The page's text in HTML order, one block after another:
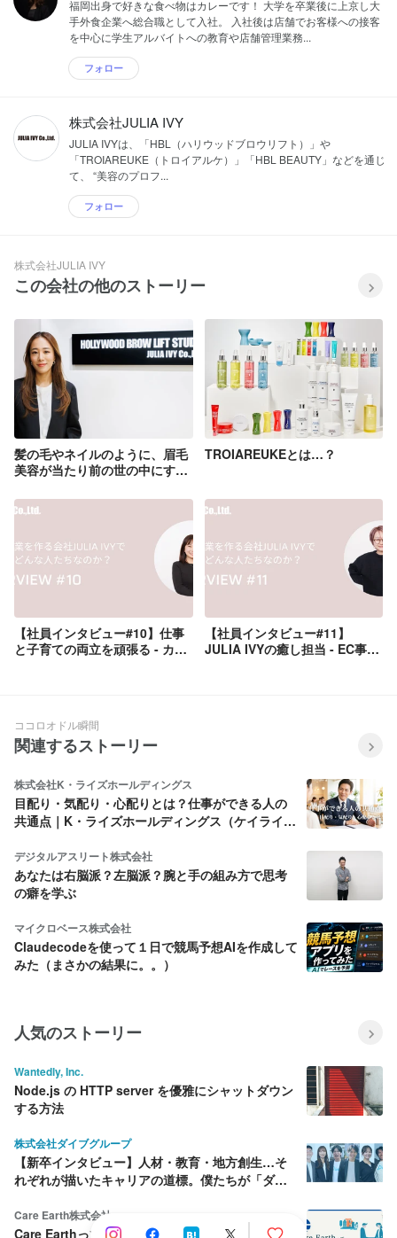
福岡出身で好きな食べ物はカレーです！ 大学を卒業後に上京し大
手外食企業へ総合職として入社。 入社後は店舗でお客様への接客
を中心に学生アルバイトへの教育や店舗管理業務...
フォロー
株式会社JULIA IVY
JULIA IVYは、「HBL（ハリウッドブロウリフト）」や
「TROIAREUKE（トロイアルケ）」「HBL BEAUTY」などを通じ
て、 “美容のプロフ...
フォロー
株式会社JULIA IVY
この会社の他のストーリー
髪の毛やネイルのように、眉毛
美容が当たり前の世の中にす
をつくるメーカーです。
TROIAREUKEとは…？
【社員インタビュー#10】仕事
と子育ての両立を頑張る - カス
【社員インタビュー#11】
JULIA IVYの癒し担当 - EC事業
ココロオドル瞬間
関連するストーリー
株式会社K・ライズホールディングス
目配り・気配り・心配りとは？仕事ができる人の
共通点｜K・ライズホールディングス（ケイライ
デジタルアスリート株式会社
あなたは右脳派？左脳派？腕と手の組み方で思考
の癖を学ぶ
マイクロベース株式会社
Claudecodeを使って１日で競馬予想AIを作成して
みた（まさかの結果に。。）
人気のストーリー
Wantedly, Inc.
Node.js の HTTP server を優雅にシャットダウン
する方法
株式会社ダイブグループ
【新卒インタビュー】人材・教育・地方創生…そ
れぞれが描いたキャリアの道標。僕たちが「ダイ
Care Earth株式会社
Care Earthって何をしている会社？